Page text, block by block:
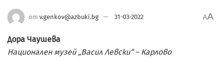
от v.genkov@azbuki.bg 31-03-2022 AA
Дора Чаушева
Национален музей „Васил Левски“ – Карлово